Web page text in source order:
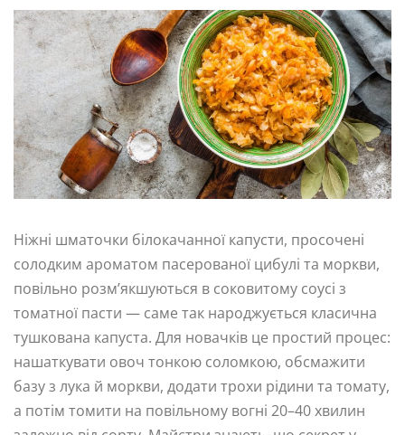
Ніжні шматочки білокачанної капусти, просочені
солодким ароматом пасерованої цибулі та моркви,
повільно розм’якшуються в соковитому соусі з
томатної пасти — саме так народжується класична
тушкована капуста. Для новачків це простий процес:
нашаткувати овоч тонкою соломкою, обсмажити
базу з лука й моркви, додати трохи рідини та томату,
а потім томити на повільному вогні 20–40 хвилин